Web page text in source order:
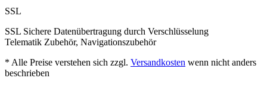
SSL
SSL Sichere Datenübertragung durch Verschlüsselung
Telematik Zubehör, Navigationszubehör
* Alle Preise verstehen sich zzgl. Versandkosten wenn nicht anders
beschrieben